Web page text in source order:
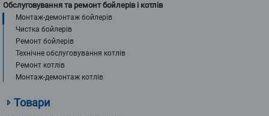
Обслуговування та ремонт бойлерів і котлів
Монтаж-демонтаж бойлерів
Чистка бойлерів
Ремонт бойлерів
Технічне обслуговування котлів
Ремонт котлів
Монтаж-демонтаж котлів
Товари